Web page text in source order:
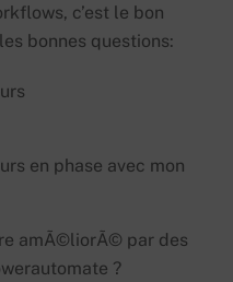
c’est le bon
bonnes questions:
en phase avec mon
amÃ©liorÃ© par des
?